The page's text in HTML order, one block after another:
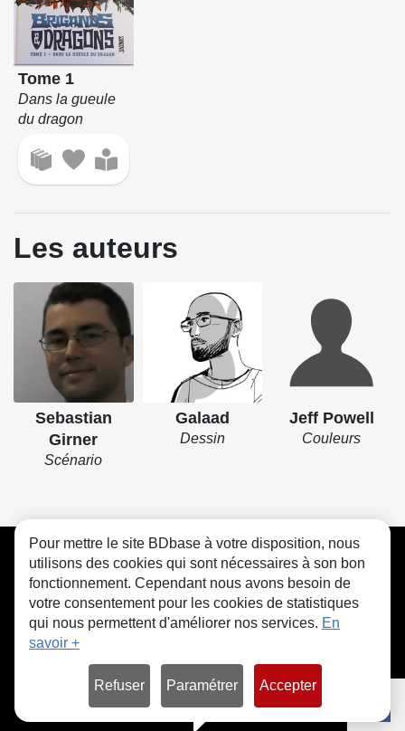
Tome 1
Dans la gueule
du dragon
Les auteurs
Sebastian
Girner
Scénario
Galaad
Dessin
Jeff Powell
Couleurs
CGU FAQ Contact Cookies
Pour mettre le site BDbase à votre disposition, nous
utilisons des cookies qui sont nécessaires à son bon
fonctionnement. Cependant nous avons besoin de
votre consentement pour les cookies de statistiques
qui nous permettent d'améliorer nos services. En
savoir +
Refuser Paramétrer Accepter